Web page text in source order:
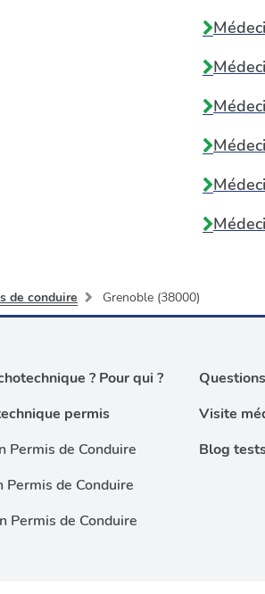
de conduire Grenoble (38000)
? Pour qui ?
permis
Permis de Conduire
de Conduire
Permis de Conduire
Visite
Blog